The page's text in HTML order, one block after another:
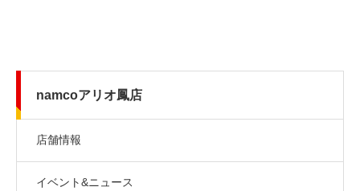
namcoアリオ鳳店
店舗情報
イベント&ニュース